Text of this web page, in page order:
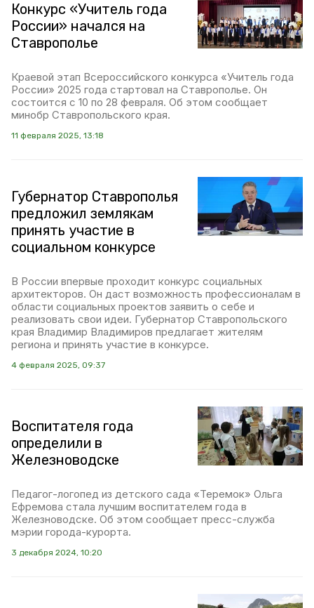
Конкурс «Учитель года
России» начался на
Ставрополье
Краевой этап Всероссийского конкурса «Учитель года
России» 2025 года стартовал на Ставрополье. Он
состоится с 10 по 28 февраля. Об этом сообщает
минобр Ставропольского края.
11 февраля 2025, 13:18
Губернатор Ставрополья
предложил землякам
принять участие в
социальном конкурсе
В России впервые проходит конкурс социальных
архитекторов. Он даст возможность профессионалам в
области социальных проектов заявить о себе и
реализовать свои идеи. Губернатор Ставропольского
края Владимир Владимиров предлагает жителям
региона и принять участие в конкурсе.
4 февраля 2025, 09:37
Воспитателя года
определили в
Железноводске
Педагог-логопед из детского сада «Теремок» Ольга
Ефремова стала лучшим воспитателем года в
Железноводске. Об этом сообщает пресс-служба
мэрии города-курорта.
3 декабря 2024, 10:20